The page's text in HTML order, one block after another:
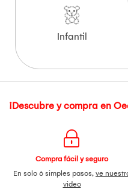
Infantil
¡Descubre y compra en
Compra fácil y seguro
En solo 6 simples pasos, ve
video